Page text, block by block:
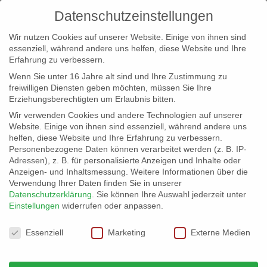
info@erfolgreich-events.de
+4940 46 777 230
Datenschutzeinstellungen
Wir nutzen Cookies auf unserer Website. Einige von ihnen sind
essenziell, während andere uns helfen, diese Website und Ihre
Erfahrung zu verbessern.
Wenn Sie unter 16 Jahre alt sind und Ihre Zustimmung zu
freiwilligen Diensten geben möchten, müssen Sie Ihre
Erziehungsberechtigten um Erlaubnis bitten.
Wir verwenden Cookies und andere Technologien auf unserer
Website. Einige von ihnen sind essenziell, während andere uns
helfen, diese Website und Ihre Erfahrung zu verbessern.
Personenbezogene Daten können verarbeitet werden (z. B. IP-
Adressen), z. B. für personalisierte Anzeigen und Inhalte oder
Anzeigen- und Inhaltsmessung. Weitere Informationen über die
Verwendung Ihrer Daten finden Sie in unserer
Datenschutzerklärung
Sie können Ihre Auswahl jederzeit unter
Einstellungen widerrufen oder anpassen.
Datenschutzeinstellungen
Essenziell Marketing Externe Medien